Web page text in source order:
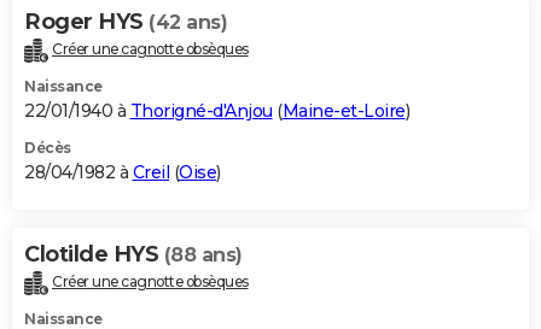
Roger HYS (42 ans)
Créer une cagnotte obsèques
Naissance
22/01/1940 à Thorigné-d'Anjou (Maine-et-Loire)
Décès
28/04/1982 à Creil (Oise)
Clotilde HYS (88 ans)
Créer une cagnotte obsèques
Naissance